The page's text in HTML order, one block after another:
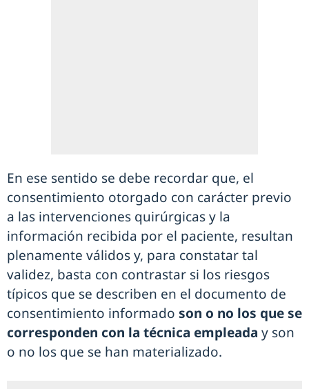
En ese sentido se debe recordar que, el
consentimiento otorgado con carácter previo
a las intervenciones quirúrgicas y la
información recibida por el paciente, resultan
plenamente válidos y, para constatar tal
validez, basta con contrastar si los riesgos
típicos que se describen en el documento de
consentimiento informado son o no los que se
corresponden con la técnica empleada y son
o no los que se han materializado.